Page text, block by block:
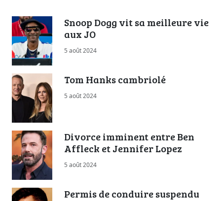
Snoop Dogg vit sa meilleure vie
aux JO
5 août 2024
Tom Hanks cambriolé
5 août 2024
Divorce imminent entre Ben
Affleck et Jennifer Lopez
5 août 2024
Permis de conduire suspendu